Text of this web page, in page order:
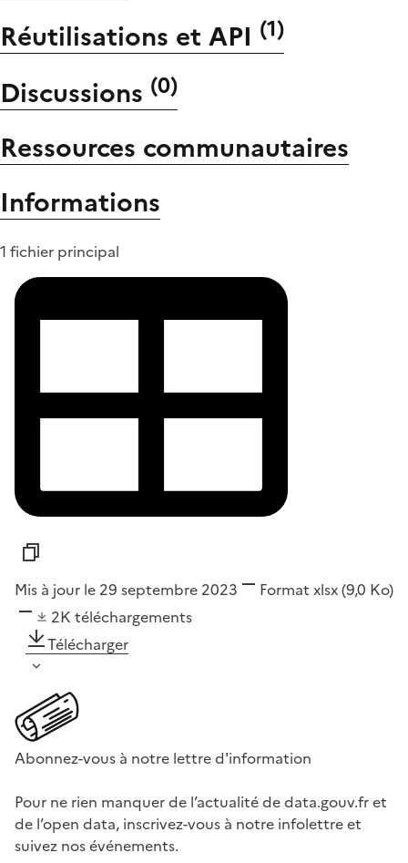
Réutilisations et API (1)
Discussions (0)
Ressources communautaires
Informations
1 fichier principal
Mis à jour le 29 septembre 2023 Format xlsx(9,0 Ko)
2K téléchargements
Télécharger
Abonnez-vous à notre lettre d'information
Pour ne rien manquer de l’actualité de data.gouv.fr et
de l’open data, inscrivez-vous à notre infolettre et
suivez nos événements.